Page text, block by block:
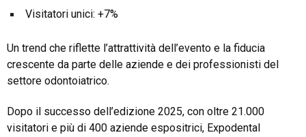
Visitatori unici: +7%
Un trend che riflette l’attrattività dell’evento e la fiducia
crescente da parte delle aziende e dei professionisti del
settore odontoiatrico.
Dopo il successo dell’edizione 2025, con oltre 21.000
visitatori e più di 400 aziende espositrici, Expodental